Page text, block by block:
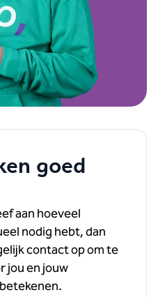
goed
aan hoeveel
nodig hebt, dan
contact op om te
jou en jouw